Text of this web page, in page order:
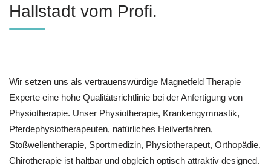
Hallstadt vom Profi.
Wir setzen uns als vertrauenswürdige Magnetfeld Therapie
Experte eine hohe Qualitätsrichtlinie bei der Anfertigung von
Physiotherapie. Unser Physiotherapie, Krankengymnastik,
Pferdephysiotherapeuten, natürliches Heilverfahren,
Stoßwellentherapie, Sportmedizin, Physiotherapeut, Orthopädie,
Chirotherapie ist haltbar und obgleich optisch attraktiv designed.